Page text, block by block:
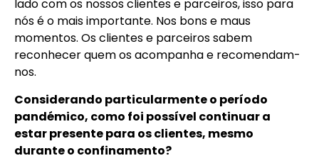
lado com os nossos clientes e parceiros, isso para
nós é o mais importante. Nos bons e maus
momentos. Os clientes e parceiros sabem
reconhecer quem os acompanha e recomendam-
nos.
Considerando particularmente o período
pandémico, como foi possível continuar a
estar presente para os clientes, mesmo
durante o confinamento?